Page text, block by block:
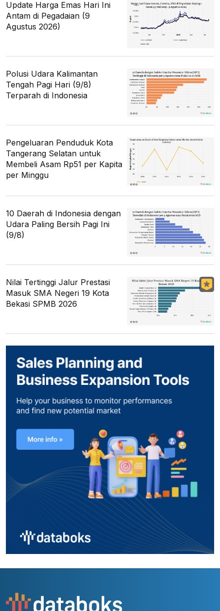
Update Harga Emas Hari Ini
Antam di Pegadaian (9
Agustus 2026)
Polusi Udara Kalimantan
Tengah Pagi Hari (9/8)
Terparah di Indonesia
Pengeluaran Penduduk Kota
Tangerang Selatan untuk
Membeli Asam Rp51 per Kapita
per Minggu
10 Daerah di Indonesia dengan
Udara Paling Bersih Pagi Ini
(9/8)
Nilai Tertinggi Jalur Prestasi
Masuk SMA Negeri 19 Kota
Bekasi SPMB 2026